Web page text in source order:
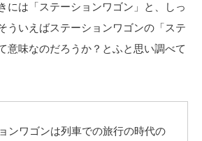
には「ステーションワゴン」と、しっ
ういえばステーションワゴンの「ステ
意味なのだろうか？とふと思い調べて
ンワゴンは列車での旅行の時代の